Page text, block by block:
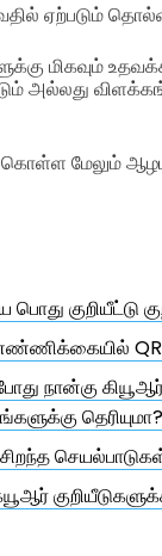
ஏற்படும்
மிகவும்
அல்லது
கொள்ள மேலும்
பொது
QR
நான்கு
தெரியுமா?
சிறந்த